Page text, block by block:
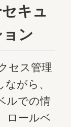
キュ
ン
セス管理
がら、
ルでの情
ロールベ